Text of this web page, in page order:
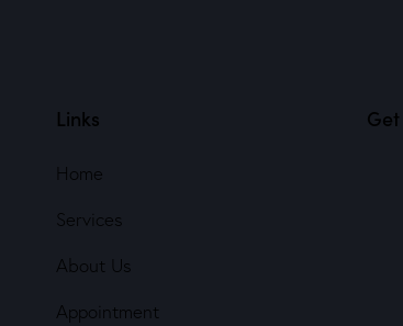
Links
Home
Services
About Us
Appointment
Get